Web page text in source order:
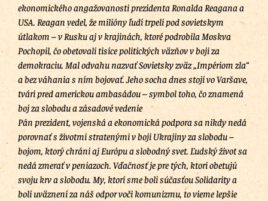
ekonomického angažovanosti prezidenta Ronalda Reagana a
USA. Reagan vedel, že milióny ľudí trpeli pod sovietskym
útlakom – v Rusku aj v krajinách, ktoré podrobila Moskva
Pochopil, čo obetovali tisíce politických väzňov v boji za
demokraciu. Mal odvahu nazvať Sovietsky zväz „Impériom zla“
a bez váhania s ním bojovať. Jeho socha dnes stojí vo Varšave,
tvári pred americkou ambasádou – symbol toho, čo znamená
boj za slobodu a zásadové vedenie
Pán prezident, vojenská a ekonomická podpora sa nikdy nedá
porovnať s životmi stratenými v boji Ukrajiny za slobodu –
bojom, ktorý chráni aj Európu a slobodný svet. Ľudský život sa
nedá zmerať v peniazoch. Vďačnosť je pre tých, ktorí obetujú
svoju krv a slobodu. My, ktorí sme boli súčasťou Solidarity a
boli uväznení za náš odpor voči komunizmu, to vieme lepšie